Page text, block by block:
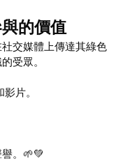
的價值
交媒體上傳達其綠色
受眾。
片。
。🌱💚